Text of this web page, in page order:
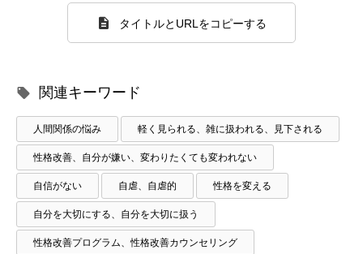
タイトルとURLをコピーする
関連キーワード
人間関係の悩み 軽く見られる、雑に扱われる、見下される
性格改善、自分が嫌い、変わりたくても変われない
自信がない 自虐、自虐的 性格を変える
自分を大切にする、自分を大切に扱う
性格改善プログラム、性格改善カウンセリング